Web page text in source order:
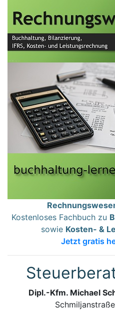
Kostenloses Fachbuch zu
sowie Kosten- &
Jetzt gratis
Dipl.-Kfm. Michael